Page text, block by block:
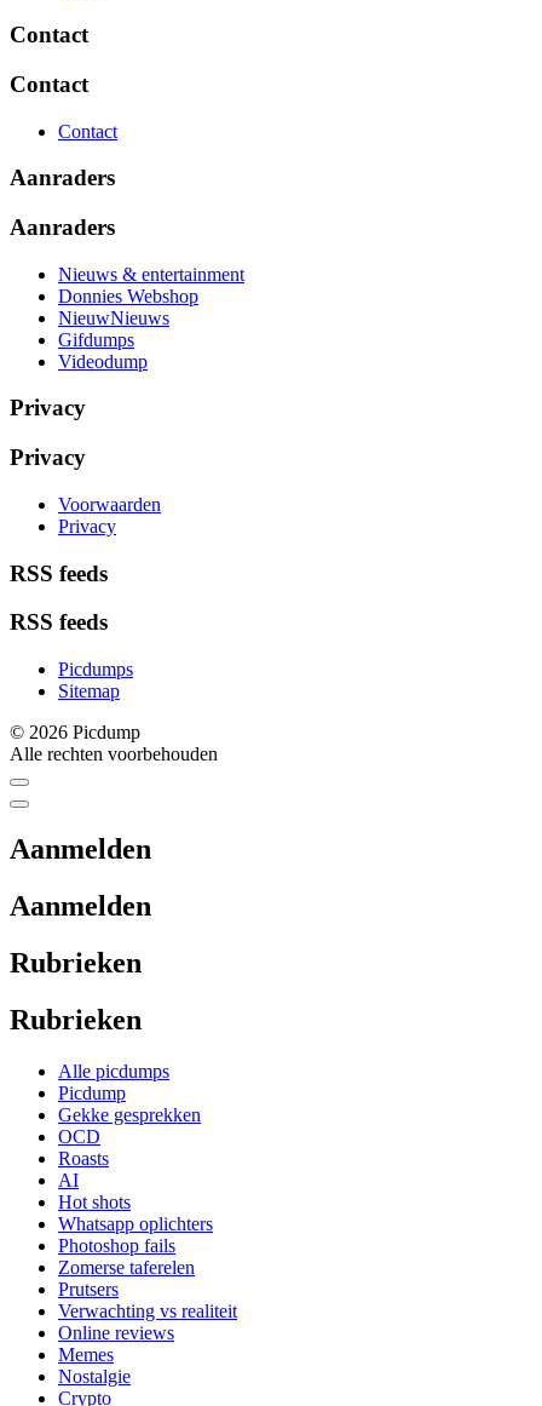
Contact
Contact
Contact
Aanraders
Aanraders
Nieuws & entertainment
Donnies Webshop
NieuwNieuws
Gifdumps
Videodump
Privacy
Privacy
Voorwaarden
Privacy
RSS feeds
RSS feeds
Picdumps
Sitemap
© 2026 Picdump
Alle rechten voorbehouden
Aanmelden
Aanmelden
Rubrieken
Rubrieken
Alle picdumps
Picdump
Gekke gesprekken
OCD
Roasts
AI
Hot shots
Whatsapp oplichters
Photoshop fails
Zomerse taferelen
Prutsers
Verwachting vs realiteit
Online reviews
Memes
Nostalgie
Crypto